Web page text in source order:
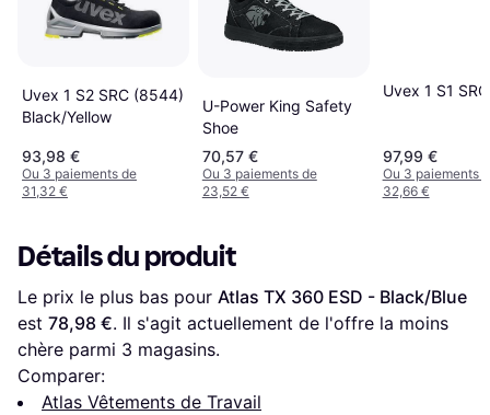
Uvex 1 S2 SRC (8544)
Black/Yellow
93,98 €
Ou 3 paiements de
31,32 €
U-Power King Safety
Shoe
70,57 €
Ou 3 paiements de
23,52 €
Uvex 1 S1 SRC
97,99 €
Ou 3 paiements
32,66 €
Détails du produit
Le prix le plus bas pour Atlas TX 360 ESD - Black/Blue
est 78,98 €. Il s'agit actuellement de l'offre la moins
chère parmi 3 magasins.
Comparer:
Atlas Vêtements de Travail